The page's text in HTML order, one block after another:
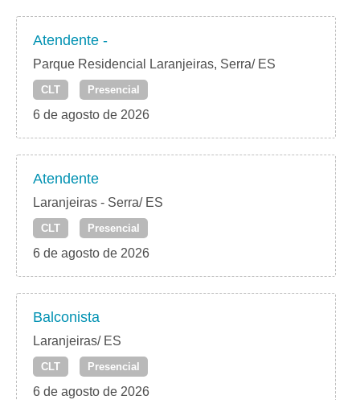
Atendente -
Parque Residencial Laranjeiras, Serra/ ES
CLT Presencial
6 de agosto de 2026
Atendente
Laranjeiras - Serra/ ES
CLT Presencial
6 de agosto de 2026
Balconista
Laranjeiras/ ES
CLT Presencial
6 de agosto de 2026